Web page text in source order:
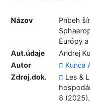
Názov
Príbeh
Európy
Aut.údaje
Andrej
Autor
Kunca
Zdroj.dok.
Les &
8